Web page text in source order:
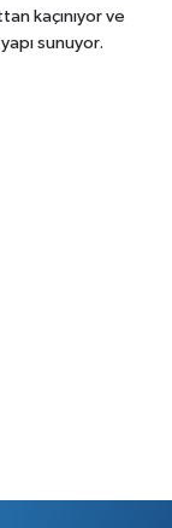
kaçınıyor ve
sunuyor.